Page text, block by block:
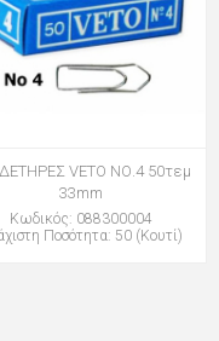
VETO ΝΟ.4 50τεμ
33mm
Κωδικός: 088300004
Ποσότητα: 50 (Κουτί)